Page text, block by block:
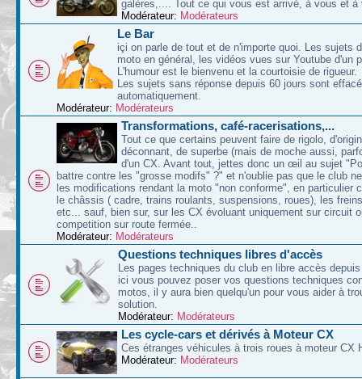
galères,.... Tout ce qui vous est arrivé, à vous et à
Modérateur: Modérateurs
Le Bar
içi on parle de tout et de n'importe quoi. Les sujets
moto en général, les vidéos vues sur Youtube d'un
L'humour est le bienvenu et la courtoisie de rigueur.
Les sujets sans réponse depuis 60 jours sont
automatiquement.
Modérateur: Modérateurs
Transformations, café-racerisations,...
Tout ce que certains peuvent faire de rigolo,
déconnant, de superbe (mais de moche aussi,
d'un CX. Avant tout, jettes donc un œil au sujet
battre contre les "grosse modifs" ?" et n'oublie pas que le club
les modifications rendant la moto "non conforme", en particulier
le châssis ( cadre, trains roulants, suspensions, roues), les
etc... sauf, bien sur, sur les CX évoluant uniquement sur circuit
competition sur route fermée..
Modérateur: Modérateurs
Questions techniques libres d'accès
Les pages techniques du club en libre accès
ici vous pouvez poser vos questions techniques
motos, il y aura bien quelqu'un pour vous aider à
solution.
Modérateur: Modérateurs
Les cycle-cars et dérivés à Moteur CX
Ces étranges véhicules à trois roues à moteur CX
Modérateur: Modérateurs